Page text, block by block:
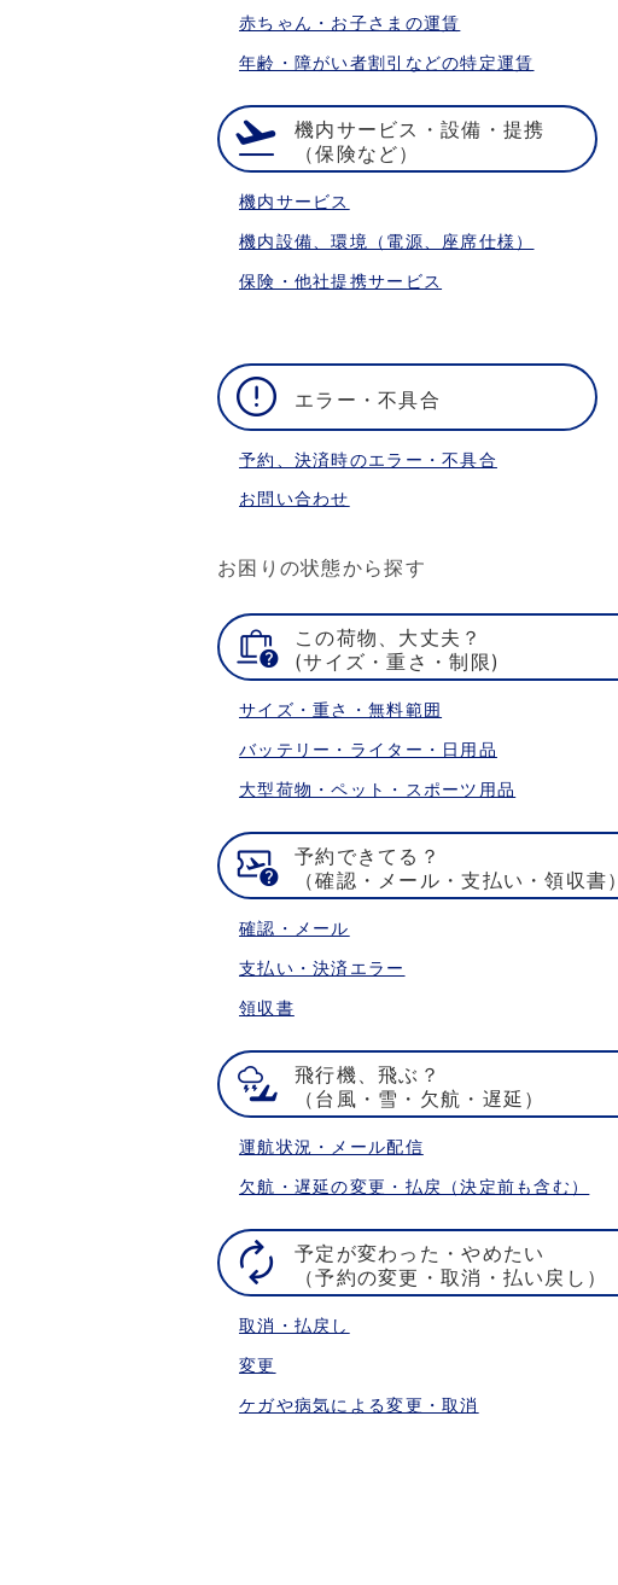
赤ちゃん・お子さまの運賃
年齢・障がい者割引などの特定運賃
機内サービス・設備・提携
（保険など）
機内サービス
機内設備、環境（電源、座席仕様）
保険・他社提携サービス
エラー・不具合
予約、決済時のエラー・不具合
お問い合わせ
お困りの状態から探す
この荷物、大丈夫？
(サイズ・重さ・制限)
サイズ・重さ・無料範囲
バッテリー・ライター・日用品
大型荷物・ペット・スポーツ用品
予約できてる？
（確認・メール・支払い・領収書）
確認・メール
支払い・決済エラー
領収書
飛行機、飛ぶ？
（台風・雪・欠航・遅延）
運航状況・メール配信
欠航・遅延の変更・払戻（決定前も含む）
予定が変わった・やめたい
（予約の変更・取消・払い戻し）
取消・払戻し
変更
ケガや病気による変更・取消